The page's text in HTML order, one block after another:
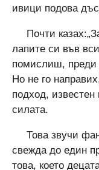
ивици подова
Почти
лапите си във
помислиш, преди
Но не го
подход, известен
силата.
Това звучи
свежда до един
това, което